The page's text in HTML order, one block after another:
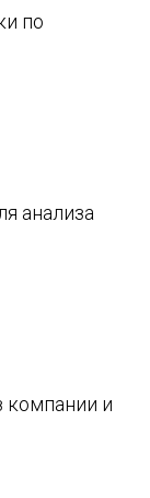
по
анализа
компании и